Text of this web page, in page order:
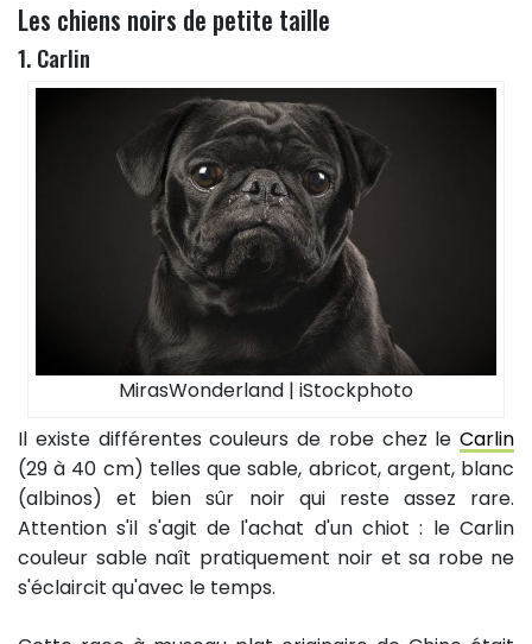
Les chiens noirs de petite taille
1. Carlin
MirasWonderland | iStockphoto
Il existe différentes couleurs de robe chez le Carlin
(29 à 40 cm) telles que sable, abricot, argent, blanc
(albinos) et bien sûr noir qui reste assez rare.
Attention s'il s'agit de l'achat d'un chiot : le Carlin
couleur sable naît pratiquement noir et sa robe ne
s'éclaircit qu'avec le temps.